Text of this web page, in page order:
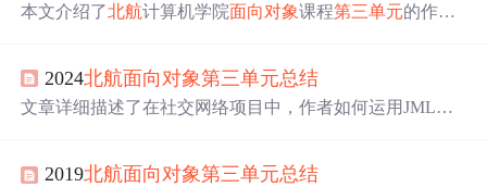
本文介绍了北航计算机学院面向对象课程第三单元的作业
以及各种测试工具和数据构造方法。文章还重点探讨了规
格和实现分离的优化策略，以提高算法性能，如queryBloc
2024北航面向对象第三单元总结
文章详细描述了在社交网络项目中，作者如何运用JML规
以及Junit测试和数据构造策略。
2019北航面向对象第三单元总结